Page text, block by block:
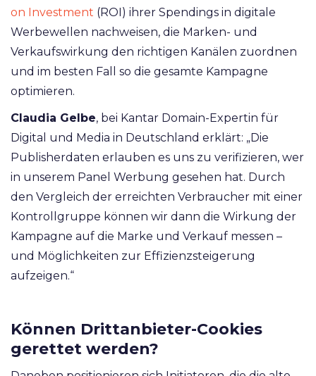
on Investment (ROI) ihrer Spendings in digitale
Werbewellen nachweisen, die Marken- und
Verkaufswirkung den richtigen Kanälen zuordnen
und im besten Fall so die gesamte Kampagne
optimieren.
Claudia Gelbe, bei Kantar Domain-Expertin für
Digital und Media in Deutschland erklärt: „Die
Publisherdaten erlauben es uns zu verifizieren, wer
in unserem Panel Werbung gesehen hat. Durch
den Vergleich der erreichten Verbraucher mit einer
Kontrollgruppe können wir dann die Wirkung der
Kampagne auf die Marke und Verkauf messen –
und Möglichkeiten zur Effizienzsteigerung
aufzeigen.“
Können Drittanbieter-Cookies
gerettet werden?